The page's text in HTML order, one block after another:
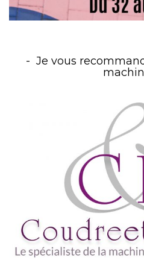
Je vous